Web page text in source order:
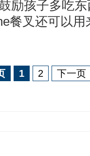
励孩子多吃
餐叉还可以
1 2 下一页